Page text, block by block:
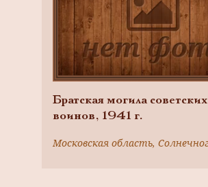
Братская могила советских
воинов, 1941 г.